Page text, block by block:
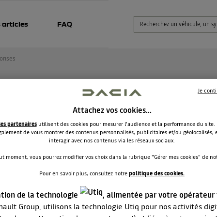
articles FAQ
leprofesseur
Le29 avril 2022à21:29
jantes alu AMARIS de la Sandero 3 sont-elles compatibles avec
pour vos réponses.
Attachez vos cookies…
partenairesutilisent des cookies pour mesurer l'audience et la performance du site.
de vous montrer des contenus personnalisés, publicitaires et/ou géolocalisés,
interagir avec nos contenus via les réseaux sociaux.
moment, vous pourrez modifier vos choix dans la rubrique "Gérer mes cookies" de
Pour en savoir plus, consultez notrepolitique des cookies.
de la technologie
, alimentée par votre opérateur
Group, utilisons la technologie Utiq pour nos activités
Je